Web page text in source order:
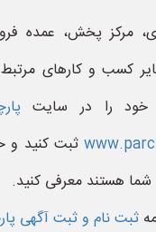
مرکز پخش، عمده
کسب و کارهای
خود را در سایت
ثبت کنید و
هستند معرفی کنید.
ثبت نام و ثبت آگهی